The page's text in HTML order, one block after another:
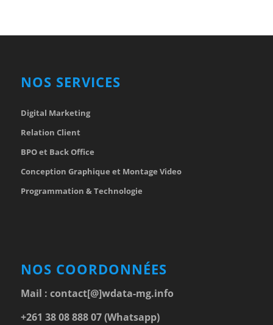
NOS SERVICES
Digital Marketing
Relation Client
BPO et Back Office
Conception Graphique et Montage Video
Programmation & Technologie
NOS COORDONNÉES
Mail : contact[@]wdata-mg.info
+261 38 08 888 07 (Whatsapp)